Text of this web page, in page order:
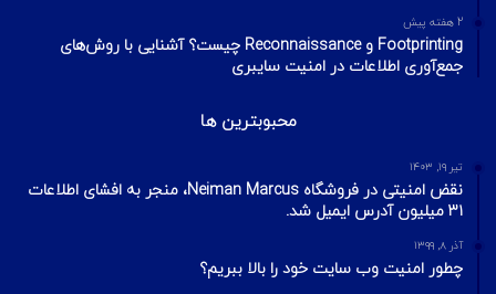
2 هفته پیش
Footprinting و Reconnaissance چیست؟ آشنایی با روش‌های
جمع‌آوری اطلاعات در امنیت سایبری
محبوبترین ها
تیر ۱۹, ۱۴۰۳
نقض امنیتی در فروشگاه Neiman Marcus، منجر به افشای اطلاعات
۳۱ میلیون آدرس ایمیل شد.
آذر ۸, ۱۳۹۹
چطور امنیت وب سایت خود را بالا ببریم؟